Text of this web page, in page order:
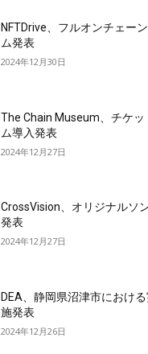
NFTDrive、フルオンチェー
ム発表
2024年12月30日
The Chain Museum、チケッ
ム導入発表
2024年12月27日
CrossVision、オリジナルソ
発表
2024年12月27日
DEA、静岡県沼津市におけ
施発表
2024年12月26日